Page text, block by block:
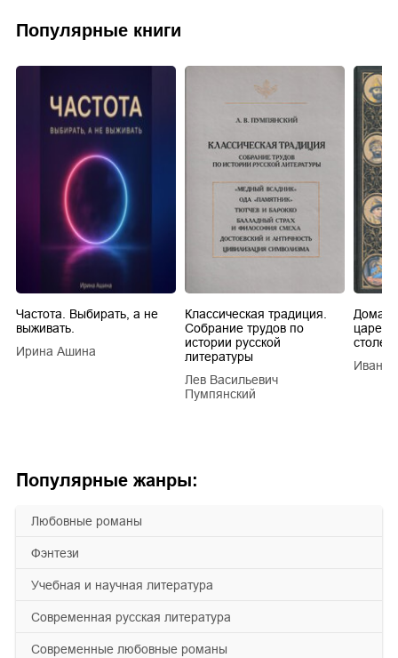
Популярные жанры:
любовные романы
фэнтези
учебная и научная литература
современная русская литература
современные любовные романы
Популярные книги
Частота. Выбирать, а не
выживать.
Ирина Ашина
Классическая традиция.
Собрание трудов по
истории русской
литературы
Лев Васильевич
Пумпянский
царей
Иван